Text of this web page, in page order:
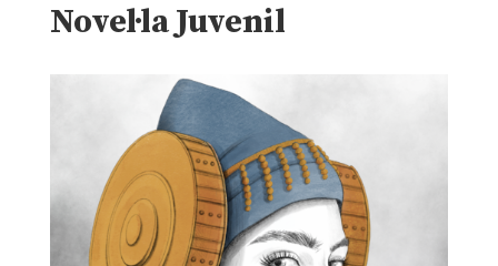
Novel·la Juvenil